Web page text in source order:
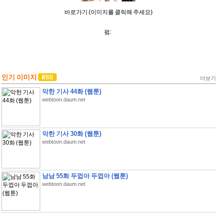
바로가기 (이미지를 클릭해 주세요)
펌:
인기 이미지 더보기
악한 기사 44화 (웹툰)
webtoon.daum.net
악한 기사 30화 (웹툰)
webtoon.daum.net
남남 55화 두껍아 두껍아 (웹툰)
webtoon.daum.net